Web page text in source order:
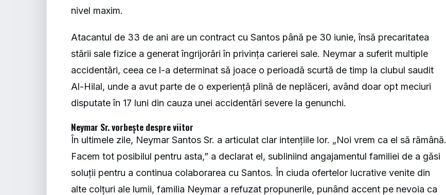
nivel maxim.
Atacantul de 33 de ani are un contract cu Santos până pe 30 iunie, însă precaritatea
stării sale fizice a generat îngrijorări în privința carierei sale. Neymar a suferit multiple
accidentări, ceea ce l-a determinat să joace o perioadă scurtă de timp la clubul saudit
Al-Hilal, unde a avut parte de o experiență plină de neplăceri, având doar opt meciuri
disputate în 17 luni din cauza unei accidentări severe la genunchi.
Neymar Sr. vorbește despre viitor
În ultimele zile, Neymar Santos Sr. a articulat clar intențiile lor. „Noi vrem ca el să rămână.
Facem tot posibilul pentru asta,” a declarat el, subliniind angajamentul familiei de a găsi
soluții pentru a continua colaborarea cu Santos. În ciuda ofertelor lucrative venite din
alte colțuri ale lumii, familia Neymar a refuzat propunerile, punând accent pe nevoia ca